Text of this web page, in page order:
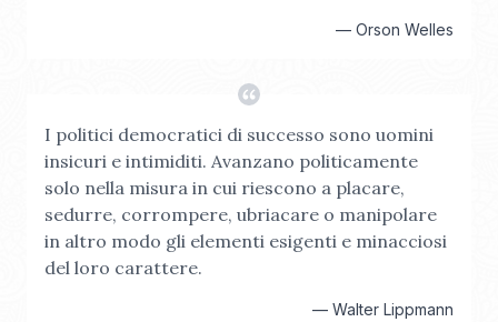
— Orson Welles
I politici democratici di successo sono uomini
insicuri e intimiditi. Avanzano politicamente
solo nella misura in cui riescono a placare,
sedurre, corrompere, ubriacare o manipolare
in altro modo gli elementi esigenti e minacciosi
del loro carattere.
— Walter Lippmann